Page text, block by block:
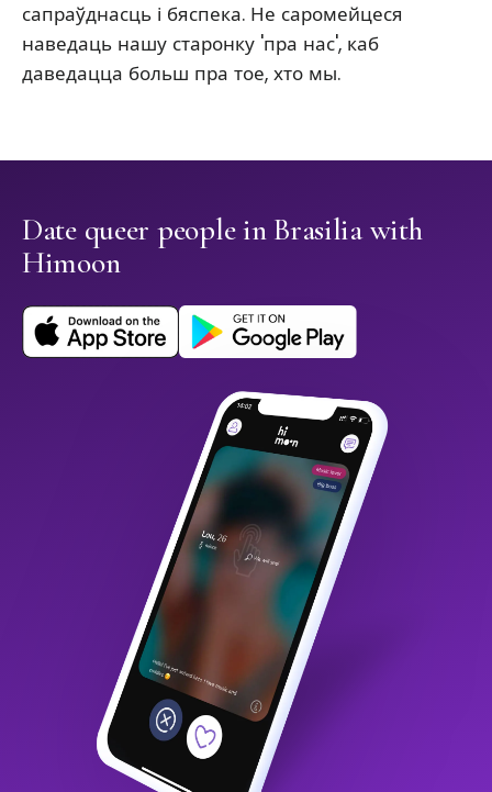
сапраўднасць і бяспека. Не саромейцеся
наведаць нашу старонку 'пра нас', каб
даведацца больш пра тое, хто мы.
Date queer people in Brasilia with
Himoon